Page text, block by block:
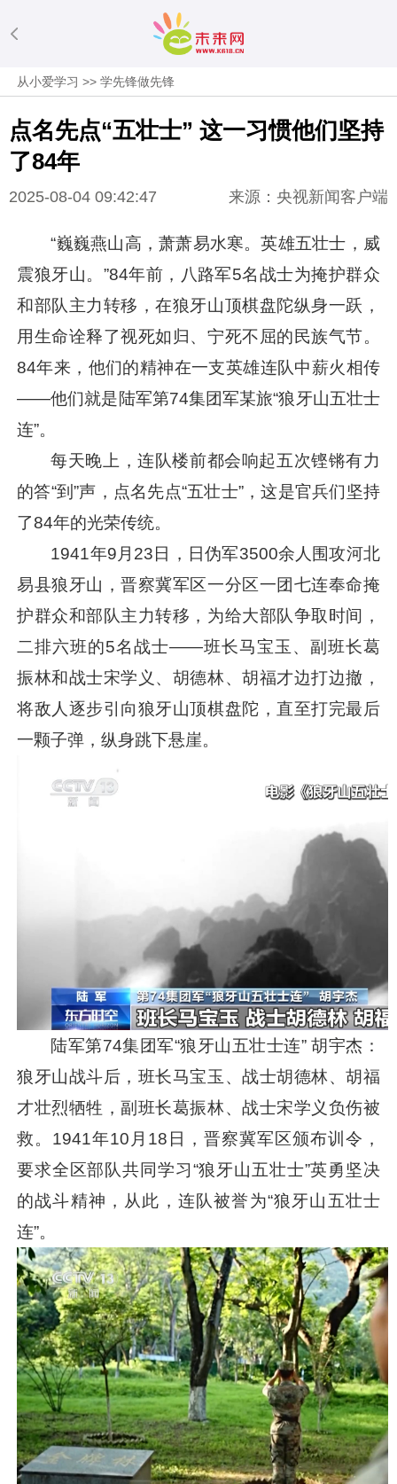
从小爱学习 >>学先锋做先锋
点名先点“五壮士” 这一习惯他们坚持
了84年
2025-08-04 09:42:47 来源：央视新闻客户端
“巍巍燕山高，萧萧易水寒。英雄五壮士，威
震狼牙山。”84年前，八路军5名战士为掩护群众
和部队主力转移，在狼牙山顶棋盘陀纵身一跃，
用生命诠释了视死如归、宁死不屈的民族气节。
84年来，他们的精神在一支英雄连队中薪火相传
——他们就是陆军第74集团军某旅“狼牙山五壮士
连”。
每天晚上，连队楼前都会响起五次铿锵有力
的答“到”声，点名先点“五壮士”，这是官兵们坚持
了84年的光荣传统。
1941年9月23日，日伪军3500余人围攻河北
易县狼牙山，晋察冀军区一分区一团七连奉命掩
护群众和部队主力转移，为给大部队争取时间，
二排六班的5名战士——班长马宝玉、副班长葛
振林和战士宋学义、胡德林、胡福才边打边撤，
将敌人逐步引向狼牙山顶棋盘陀，直至打完最后
一颗子弹，纵身跳下悬崖。
陆军第74集团军“狼牙山五壮士连” 胡宇杰：
狼牙山战斗后，班长马宝玉、战士胡德林、胡福
才壮烈牺牲，副班长葛振林、战士宋学义负伤被
救。1941年10月18日，晋察冀军区颁布训令，
要求全区部队共同学习“狼牙山五壮士”英勇坚决
的战斗精神，从此，连队被誉为“狼牙山五壮士
连”。